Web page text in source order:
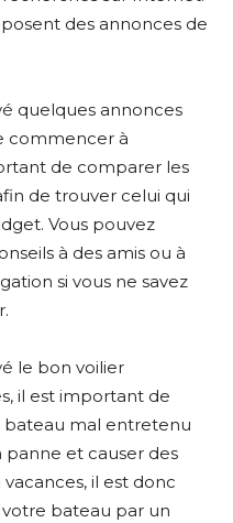
des annonces de
quelques annonces
commencer à
de comparer les
de trouver celui qui
Vous pouvez
à des amis ou à
si vous ne savez
le bon voilier
il est important de
bateau mal entretenu
et causer des
il est donc
bateau par un